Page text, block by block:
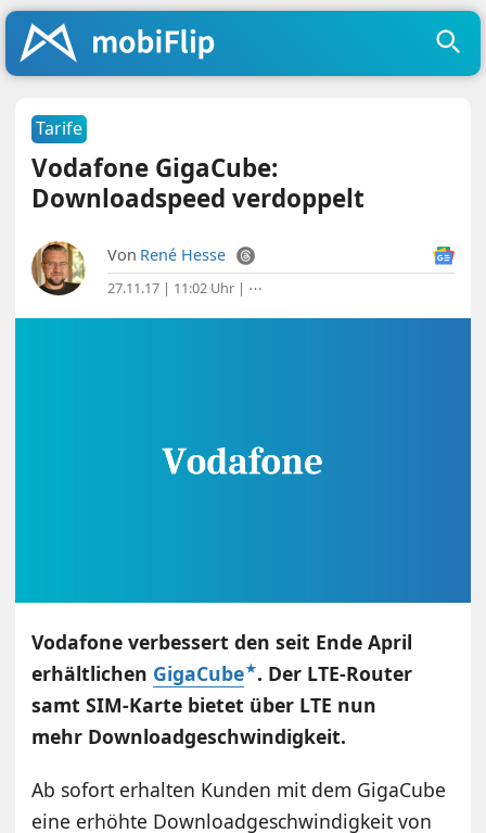
Tarife
Vodafone GigaCube:
Downloadspeed verdoppelt
Von René Hesse
27.11.17 | 11:02 Uhr | ⋯
Vodafone verbessert den seit Ende April
erhältlichen GigaCube . Der LTE-Router
samt SIM-Karte bietet über LTE nun
mehr Downloadgeschwindigkeit.
Ab sofort erhalten Kunden mit dem GigaCube
eine erhöhte Downloadgeschwindigkeit von